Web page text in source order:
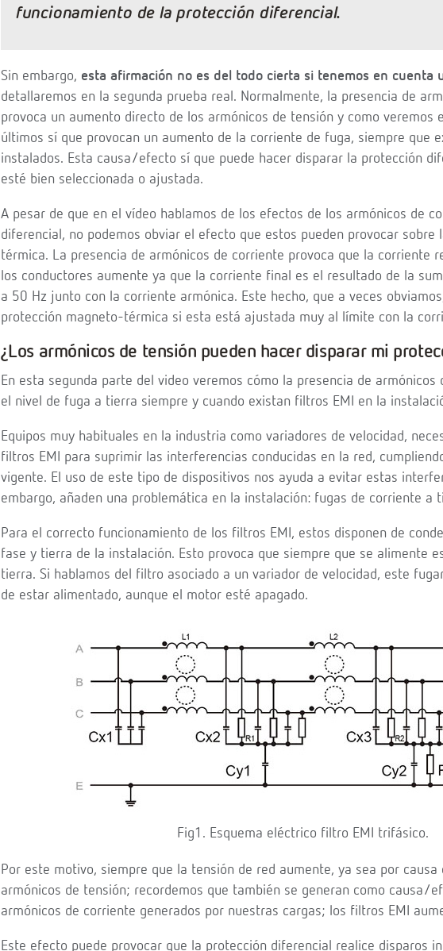
funcionamiento de la protección diferencial.
Sin embargo, esta afirmación no es del todo cierta si tenemos en cuenta
detallaremos en la segunda prueba real. Normalmente, la presencia de
provoca un aumento directo de los armónicos de tensión y como veremos
últimos sí que provocan un aumento de la corriente de fuga, siempre que
instalados. Esta causa/efecto sí que puede hacer disparar la protección
esté bien seleccionada o ajustada.
A pesar de que en el vídeo hablamos de los efectos de los armónicos de
diferencial, no podemos obviar el efecto que estos pueden provocar sobre
térmica. La presencia de armónicos de corriente provoca que la corriente
los conductores aumente ya que la corriente final es el resultado de la
a 50 Hz junto con la corriente armónica. Este hecho, que a veces
protección magneto-térmica si esta está ajustada muy al límite con la
¿Los armónicos de tensión pueden hacer disparar mi
En esta segunda parte del video veremos cómo la presencia de
el nivel de fuga a tierra siempre y cuando existan filtros EMI en la
Equipos muy habituales en la industria como variadores de velocidad,
filtros EMI para suprimir las interferencias conducidas en la red,
vigente. El uso de este tipo de dispositivos nos ayuda a evitar estas
embargo, añaden una problemática en la instalación: fugas de corriente a
Para el correcto funcionamiento de los filtros EMI, estos disponen de
fase y tierra de la instalación. Esto provoca que siempre que se alimente
tierra. Si hablamos del filtro asociado a un variador de velocidad, este
de estar alimentado, aunque el motor esté apagado.
Fig1. Esquema eléctrico filtro EMI trifásico.
Por este motivo, siempre que la tensión de red aumente, ya sea por
armónicos de tensión; recordemos que también se generan como causa/
armónicos de corriente generados por nuestras cargas; los filtros EMI
Este efecto puede provocar que la protección diferencial realice disparos